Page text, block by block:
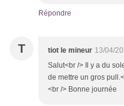
Répondre
T tiot le mineur 13/04/
Salut<br /> Il y a du
de mettre un gros
<br /> Bonne journée